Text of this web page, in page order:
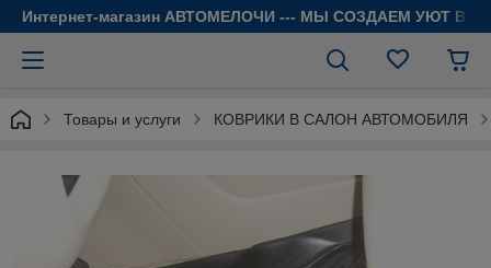
Интернет-магазин АВТОМЕЛОЧИ --- МЫ СОЗДАЕМ УЮТ В
Товары и услуги КОВРИКИ В САЛОН АВТОМОБИЛЯ